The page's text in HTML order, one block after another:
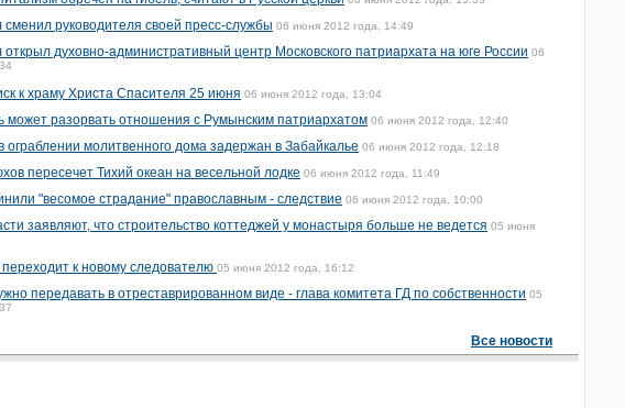
руководителя своей пресс-службы 06 июня 2012 года, 14:49
духовно-административный центр Московского патриархата на юге России 06
к храму Христа Спасителя 25 июня 06 июня 2012 года, 13:04
может разорвать отношения с Румынским патриархатом 06 июня 2012 года, 12:40
молитвенного дома задержан в Забайкалье 06 июня 2012 года, 12:18
пересечет Тихий океан на весельной лодке 06 июня 2012 года, 11:49
"весомое страдание" православным - следствие 06 июня 2012 года, 10:00
заявляют, что строительство коттеджей у монастыря больше не ведется 05 июня
к новому следователю 05 июня 2012 года, 16:12
передавать в отреставрированном виде - глава комитета ГД по собственности 05
Все новости